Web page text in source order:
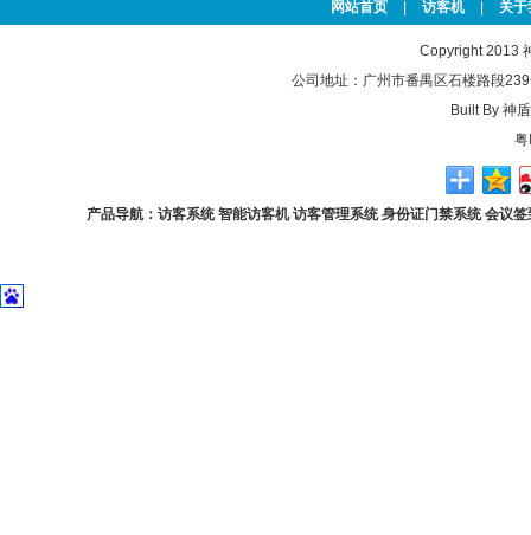
网站首页 访客机 关于
Copyright 2013
公司地址：广州市番禺区石楼路段
Built By 神
产品导航： 访客系统 智能访客机 访客管理系统 身份证门禁系统 会议签